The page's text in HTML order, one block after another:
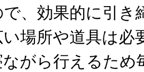
で、効果的に引き
い場所や道具は必
がら行えるため